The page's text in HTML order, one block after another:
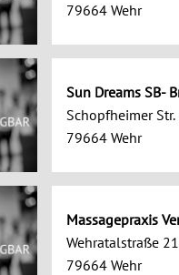
79664 Wehr
Sun Dreams SB-
Schopfheimer Str.
79664 Wehr
Massagepraxis
Wehratalstraße 21
79664 Wehr